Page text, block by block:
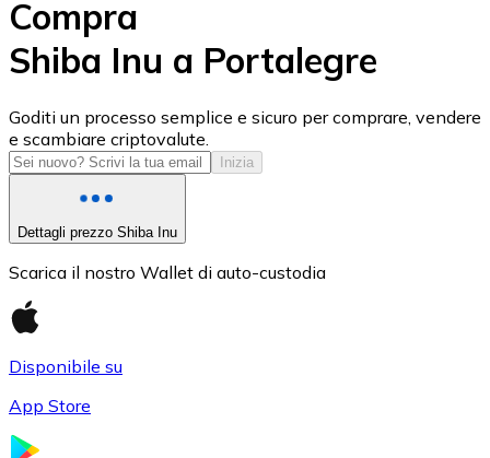
USD Coin
USDC
Compra
Shiba Inu a Portalegre
Goditi un processo semplice e sicuro per comprare, vendere
e scambiare criptovalute.
Inizia
Dettagli prezzo Shiba Inu
Scarica il nostro Wallet di auto-custodia
Disponibile su
App Store